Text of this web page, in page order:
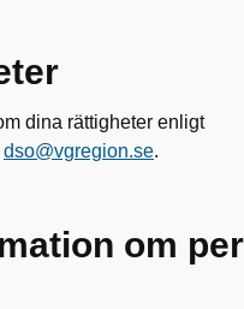
dina rättigheter enligt
dso@vgregion.se.
om